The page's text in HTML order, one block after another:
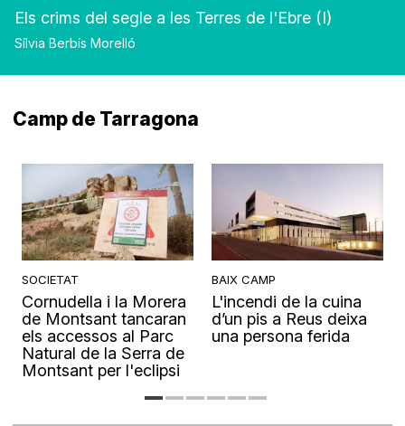
Els crims del segle a les Terres de l'Ebre (I)
Sílvia Berbís Morelló
Camp de Tarragona
SOCIETAT
Cornudella i la Morera
de Montsant tancaran
els accessos al Parc
Natural de la Serra de
Montsant per l'eclipsi
BAIX CAMP
L'incendi de la cuina
d’un pis a Reus deixa
una persona ferida